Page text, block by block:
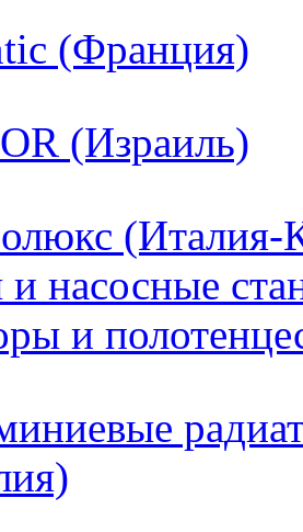
(Франция)
(Израиль)
(Италия-
насосные
и